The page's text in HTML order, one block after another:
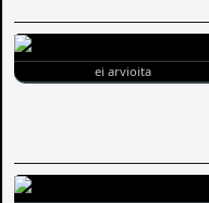
ei arvioita